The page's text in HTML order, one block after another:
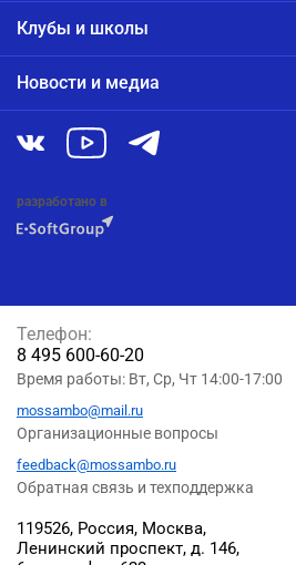
Клубы и школы
Новости и медиа
разработано в
119526, Россия, Москва,
Ленинский проспект, д. 146,
Телефон:
8 495 600-60-20
Время работы: Вт, Ср, Чт 14:00-17:00
mossambo@mail.ru
Организационные вопросы
feedback@mossambo.ru
Обратная связь и техподдержка